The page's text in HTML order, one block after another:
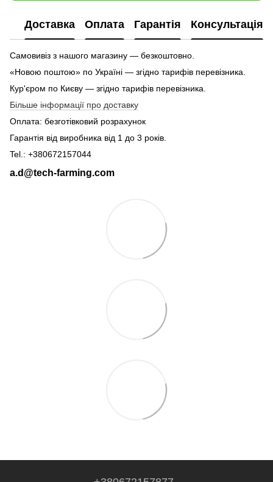
Доставка Оплата Гарантія Консультація
Самовивіз з нашого магазину — безкоштовно.
«Новою поштою» по Україні — згідно тарифів перевізника.
Кур'єром по Києву — згідно тарифів перевізника.
Більше інформації про доставку
Оплата: безготівковий розрахунок
Гарантія від виробника від 1 до 3 років.
Tel.: +380672157044
a.d@tech-farming.com